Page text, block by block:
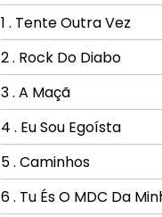
1 . Tente Outra Vez
2 . Rock Do Diabo
3 . A Maçã
4 . Eu Sou Egoísta
5 . Caminhos
6 . Tu És O MDC Da